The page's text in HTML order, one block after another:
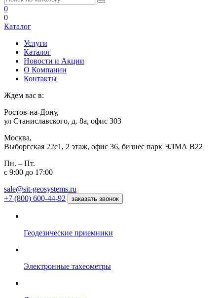
0
0
Каталог
Услуги
Каталог
Новости и Акции
О Компании
Контакты
Ждем вас в:
Ростов-на-Дону,
ул Станиславского, д. 8а, офис 303
Москва,
Выборгская 22с1, 2 этаж, офис 36, бизнес парк ЭЛМА В22
Пн. – Пт.
с 9:00 до 17:00
sale@sit-geosystems.ru
+7 (800) 600-44-92
заказать звонок
Геодезические приемники
Электронные тахеометры